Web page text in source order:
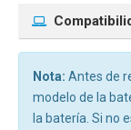
Nota: Antes de
modelo de la
la batería. Si no